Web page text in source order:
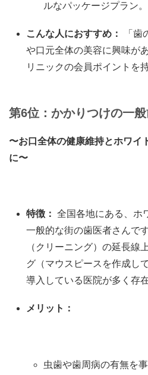
ルなパッケージプラン。
こんな人におすすめ：
「歯
や口元全体の美容に興味が
リニックの会員ポイントを
第6位：かかりつけの一
〜お口全体の健康維持とホワイ
に〜
特徴： 全国各地にある、ホ
一般的な街の歯医者さんで
（クリーニング）の延長線
グ（マウスピースを作成し
導入している医院が多く存
メリット：
虫歯や歯周病の有無を